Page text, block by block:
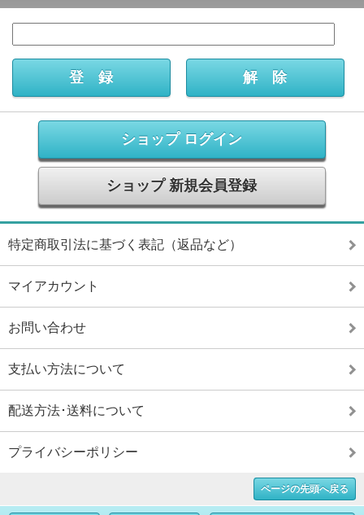
ショップ ログイン
ショップ 新規会員登録
特定商取引法に基づく表記（返品など）
マイアカウント
お問い合わせ
支払い方法について
配送方法･送料について
プライバシーポリシー
ページの先頭へ戻る